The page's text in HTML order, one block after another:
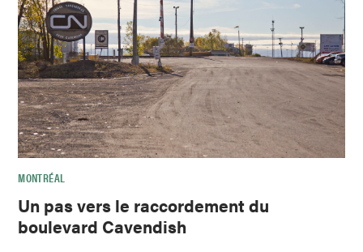
MONTRÉAL
Un pas vers le raccordement du
boulevard Cavendish